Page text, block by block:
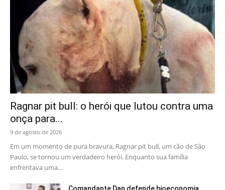
Ragnar pit bull: o herói que lutou contra uma
onça para...
9 de agosto de 2026
Em um momento de pura bravura, Ragnar pit bull, um cão de São
Paulo, se tornou um verdadeiro herói. Enquanto sua família
enfrentava uma...
Comandante Dan defende bioeconomia